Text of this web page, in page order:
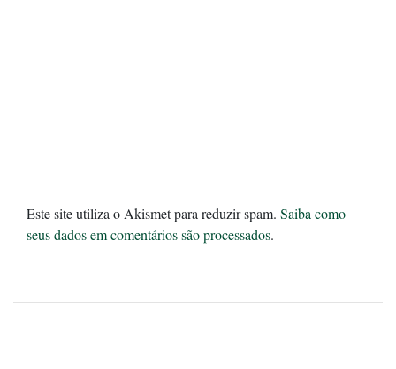
Este site utiliza o Akismet para reduzir spam. Saiba como
seus dados em comentários são processados.